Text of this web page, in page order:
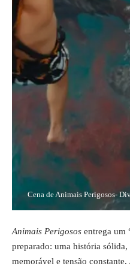
Cena de Animais Perigosos-
Animais Perigosos entrega um
preparado: uma história
memorável e tensão